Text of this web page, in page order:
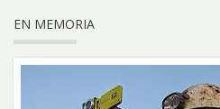
EN MEMORIA